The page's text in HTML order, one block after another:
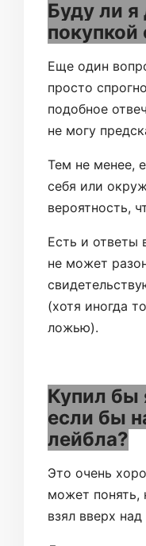
Буду ли я
покупкой
Еще один
просто
подобное
не могу
Тем не менее,
себя или
вероятность,
Есть и ответы
не может
(хотя иногда
ложью).
Купил бы
если бы
лейбла?
Это очень
может понять,
взял вверх